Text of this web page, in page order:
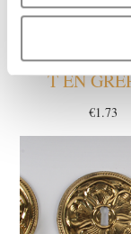
GEGOTEN/
T EN
€1.73